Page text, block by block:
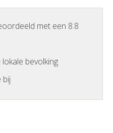
met een 8.8
bevolking
bij